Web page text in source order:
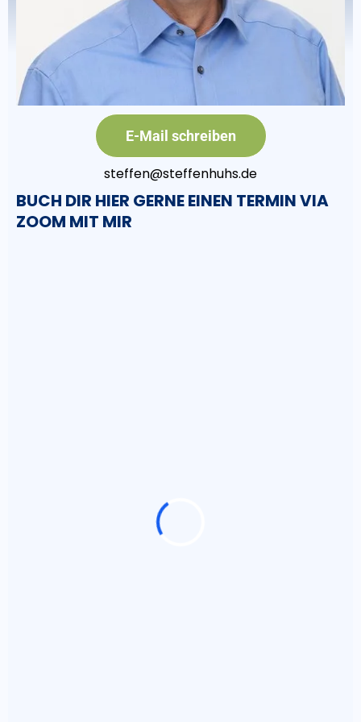
E-Mail schreiben
steffen@steffenhuhs.de
BUCH DIR HIER GERNE EINEN TERMIN VIA
ZOOM MIT MIR